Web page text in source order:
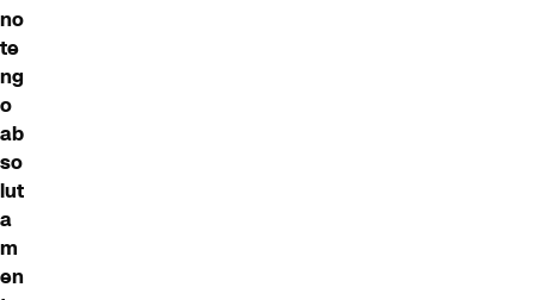
no
te
ng
o
ab
so
lut
a
m
en